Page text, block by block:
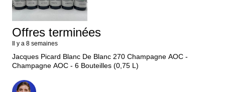
Offres terminées
Il y a 8 semaines
Jacques Picard Blanc De Blanc 270 Champagne AOC -
Champagne AOC - 6 Bouteilles (0,75 L)